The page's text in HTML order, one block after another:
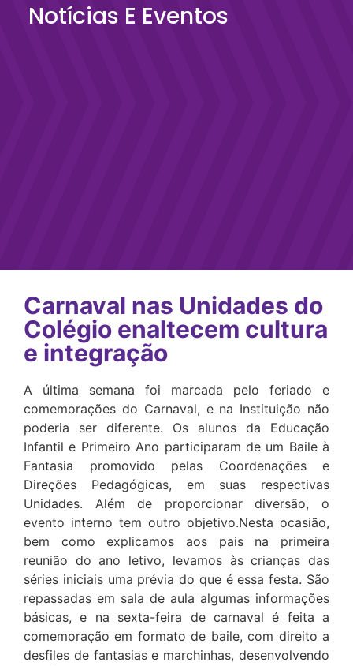
Notícias E Eventos
Carnaval nas Unidades do
Colégio enaltecem cultura
e integração
A última semana foi marcada pelo feriado e
comemorações do Carnaval, e na Instituição não
poderia ser diferente. Os alunos da Educação
Infantil e Primeiro Ano participaram de um Baile à
Fantasia promovido pelas Coordenações e
Direções Pedagógicas, em suas respectivas
Unidades. Além de proporcionar diversão, o
evento interno tem outro objetivo.Nesta ocasião,
bem como explicamos aos pais na primeira
reunião do ano letivo, levamos às crianças das
séries iniciais uma prévia do que é essa festa. São
repassadas em sala de aula algumas informações
básicas, e na sexta-feira de carnaval é feita a
comemoração em formato de baile, com direito a
desfiles de fantasias e marchinhas, desenvolvendo